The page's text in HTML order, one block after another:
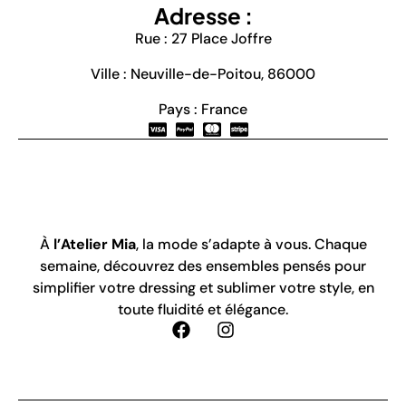
Adresse :
Rue : 27 Place Joffre
Ville : Neuville-de-Poitou, 86000
Pays : France
À l’Atelier Mia, la mode s’adapte à vous. Chaque
semaine, découvrez des ensembles pensés pour
simplifier votre dressing et sublimer votre style, en
toute fluidité et élégance.